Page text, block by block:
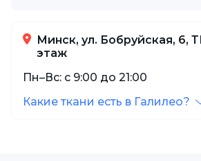
Минск, ул. Бобруйская, 6,
этаж
Пн–Вс: с 9:00 до 21:00
Какие ткани есть в Галилео?